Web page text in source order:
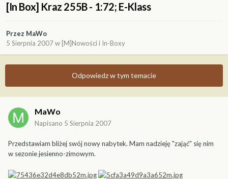
[In Box] Kraz 255B - 1:72; E-Klass
Przez MaWo
5 Sierpnia 2007w [M]Nowości i In-Boxy
Odpowiedz w tym temacie
MaWo
Napisano 5 Sierpnia 2007
Przedstawiam bliżej swój nowy nabytek. Mam nadzieję "zająć" się nim
w sezonie jesienno-zimowym.